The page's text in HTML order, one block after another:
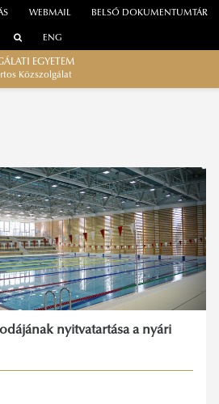
WEBMAIL BELSŐ DOKUMENTUMTÁR
ENG
EGYETEM
Közszolgálat
nyitvatartása a nyári